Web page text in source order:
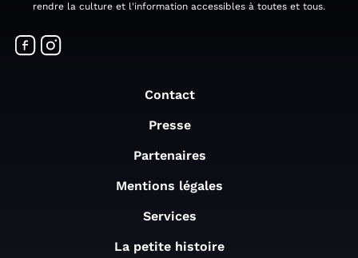
rendre la culture et l'information accessibles à toutes et tous.
Contact
Presse
Partenaires
Mentions légales
Services
La petite histoire